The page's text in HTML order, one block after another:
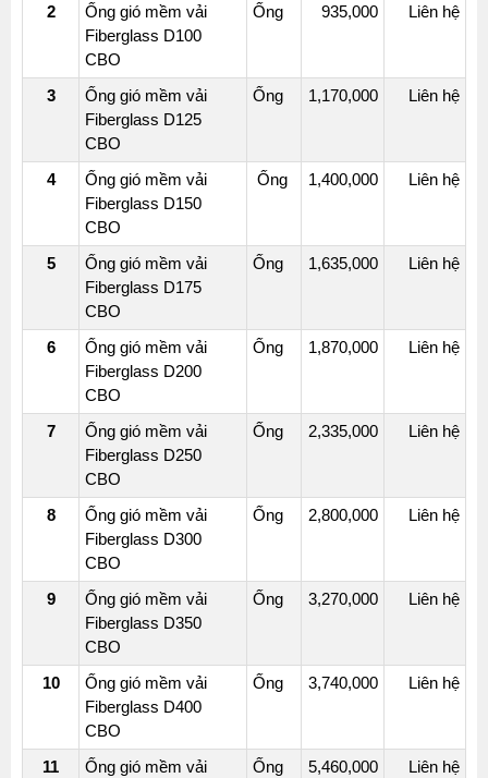
2
Ống gió mềm vải
Fiberglass D100
CBO
Ống 935,000 Liên hệ
3
Ống gió mềm vải
Fiberglass D125
CBO
Ống 1,170,000 Liên hệ
4
Ống gió mềm vải
Fiberglass D150
CBO
Ống 1,400,000 Liên hệ
5
Ống gió mềm vải
Fiberglass D175
CBO
Ống 1,635,000 Liên hệ
6
Ống gió mềm vải
Fiberglass D200
CBO
Ống 1,870,000 Liên hệ
7
Ống gió mềm vải
Fiberglass D250
CBO
Ống 2,335,000 Liên hệ
8
Ống gió mềm vải
Fiberglass D300
CBO
Ống 2,800,000 Liên hệ
9
Ống gió mềm vải
Fiberglass D350
CBO
Ống 3,270,000 Liên hệ
10
Ống gió mềm vải
Fiberglass D400
CBO
Ống 3,740,000 Liên hệ
11
Ống gió mềm vải
Ống 5,460,000 Liên hệ